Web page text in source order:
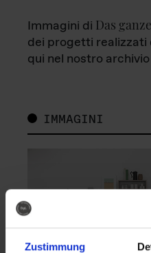
Zustimmung
Immagini di Das
dei progetti realizzati
qui nel nostro
IMMAGINI